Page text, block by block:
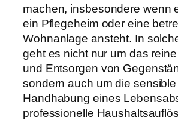
machen, insbesondere wenn
ein Pflegeheim oder eine
Wohnanlage ansteht. In
geht es nicht nur um das
und Entsorgen von
sondern auch um die sensible
Handhabung eines
professionelle